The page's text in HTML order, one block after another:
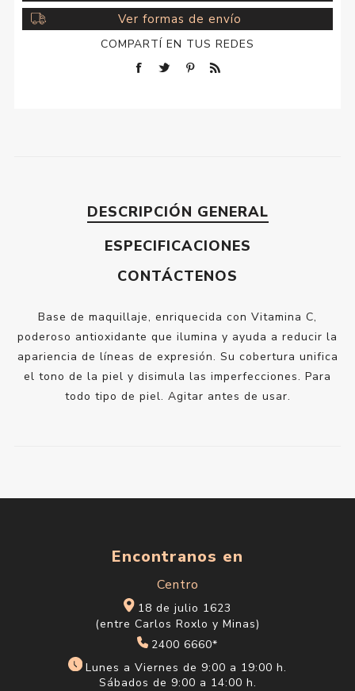
Ver formas de envío
COMPARTÍ EN TUS REDES
DESCRIPCIÓN GENERAL
ESPECIFICACIONES
CONTÁCTENOS
Base de maquillaje, enriquecida con Vitamina C,
poderoso antioxidante que ilumina y ayuda a reducir la
apariencia de líneas de expresión. Su cobertura unifica
el tono de la piel y disimula las imperfecciones. Para
todo tipo de piel. Agitar antes de usar.
Encontranos en
Centro
18 de julio 1623
(entre Carlos Roxlo y Minas)
2400 6660*
Lunes a Viernes de 9:00 a 19:00 h.
Sábados de 9:00 a 14:00 h.